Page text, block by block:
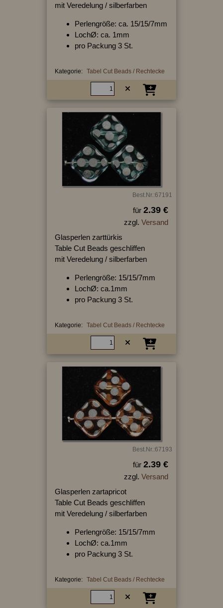
mit Veredelung / silberfarben
Perlengröße: ca. 15/15/7mm
LochØ: ca. 1mm
pro Packung 3 St.
Kategorie: Tabel Cut Beads / Rechtecke
Best.Nr.:67191
für 2.39 €
zzgl. Versand
Glasperlen zarttürkis
Table Cut Beads geschliffen
mit Veredelung / silberfarben
Perlengröße: 15/15/7mm
LochØ: ca.1mm
pro Packung 3 St.
Kategorie: Tabel Cut Beads / Rechtecke
Best.Nr.:67193
für 2.39 €
zzgl. Versand
Glasperlen zartapricot
Table Cut Beads geschliffen
mit Veredelung / silberfarben
Perlengröße: 15/15/7mm
LochØ: ca.1mm
pro Packung 3 St.
Kategorie: Tabel Cut Beads / Rechtecke